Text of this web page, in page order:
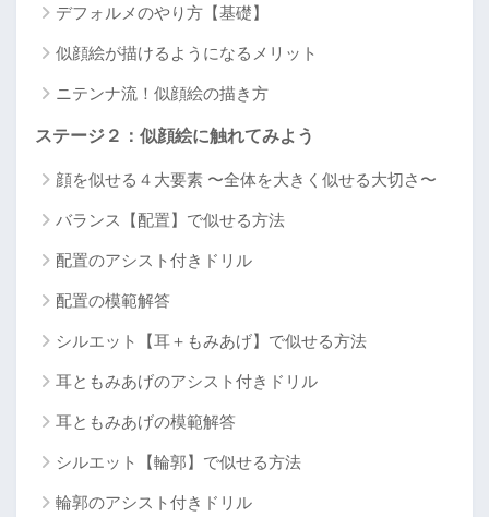
デフォルメのやり方【基礎】
似顔絵が描けるようになるメリット
ニテンナ流！似顔絵の描き方
ステージ２：似顔絵に触れてみよう
顔を似せる４大要素 〜全体を大きく似せる大切さ〜
バランス【配置】で似せる方法
配置のアシスト付きドリル
配置の模範解答
シルエット【耳＋もみあげ】で似せる方法
耳ともみあげのアシスト付きドリル
耳ともみあげの模範解答
シルエット【輪郭】で似せる方法
輪郭のアシスト付きドリル